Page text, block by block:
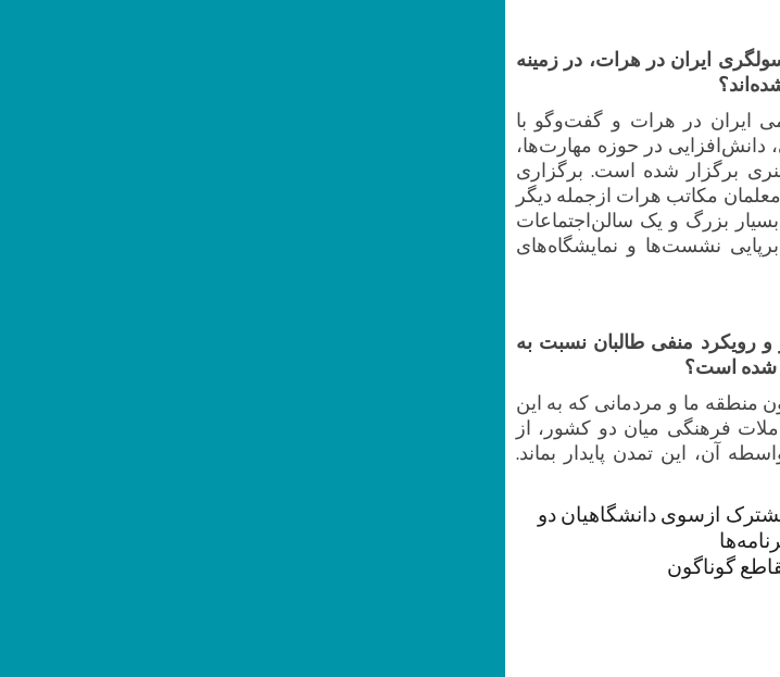
فعالیت‌های آموزشی کنسولگری ایران در هرات، در زمینه
‌ایران در هرات و گفت‌وگو با
ـ ساعت دوره ‌آموزشی، دانش‌افزایی در حوزه مهارت‌ها،
برگزار شده است. برگزاری
مکاتب هرات ازجمله ‌دیگر
بزرگ و یک‌ سالن‌اجتماعات
نشست‌ها و نمایشگاه‌های
منفی طالبان نسبت به
شده است؟
منطقه ما و مردمانی که به این
فرهنگی میان دو کشور، از
آن، این تمدن ‌پایدار بماند.
ازسوی دانشگاهیان دو
گوناگون